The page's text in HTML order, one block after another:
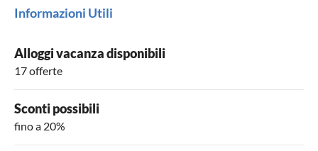
Informazioni Utili
Alloggi vacanza disponibili
17 offerte
Sconti possibili
fino a 20%